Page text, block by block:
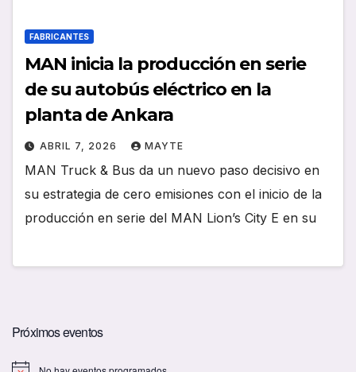
FABRICANTES
MAN inicia la producción en serie
de su autobús eléctrico en la
planta de Ankara
ABRIL 7, 2026 MAYTE
MAN Truck & Bus da un nuevo paso decisivo en
su estrategia de cero emisiones con el inicio de la
producción en serie del MAN Lion’s City E en su
Próximos eventos